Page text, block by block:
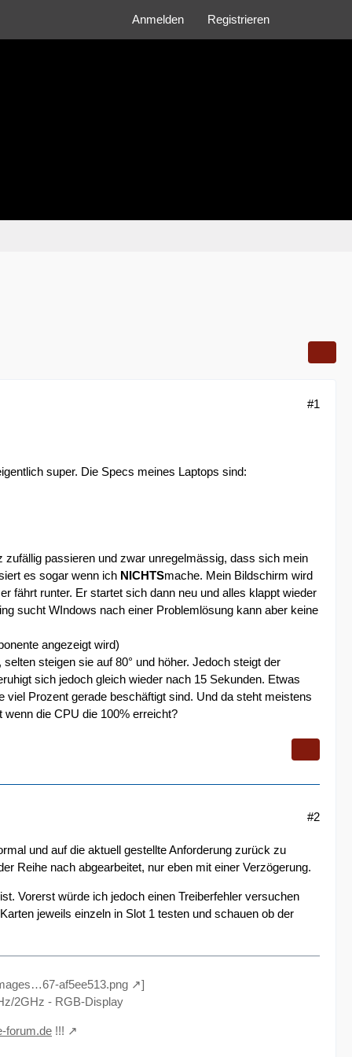
Anmelden Registrieren
#1
super. Die Specs meines Laptops sind:
passieren und zwar unregelmässig, dass sich mein
es sogar wenn ich NICHTSmache. Mein Bildschirm wird
fährt runter. Er startet sich dann neu und alles klappt wieder
sucht WIndows nach einer Problemlösung kann aber keine
angezeigt wird)
steigen sie auf 80° und höher. Jedoch steigt der
sich jedoch gleich wieder nach 15 Sekunden. Etwas
Prozent gerade beschäftigt sind. Und da steht meistens
die CPU die 100% erreicht?
#2
und auf die aktuell gestellte Anforderung zurück zu
Reihe nach abgearbeitet, nur eben mit einer Verzögerung.
Vorerst würde ich jedoch einen Treiberfehler versuchen
jeweils einzeln in Slot 1 testen und schauen ob der
af5ee513.png
]
2GHz - RGB-Display
forum.de !!!